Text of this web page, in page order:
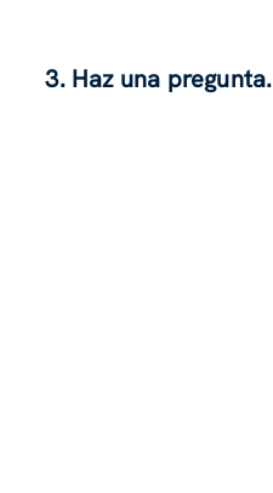
3. Haz una pregunta.